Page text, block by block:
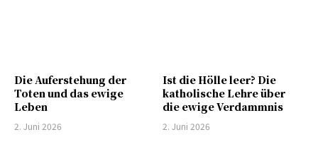
Die Auferstehung der
Toten und das ewige
Leben
2. Juni 2026
Ist die Hölle leer? Die
katholische Lehre über
die ewige Verdammnis
2. Juni 2026